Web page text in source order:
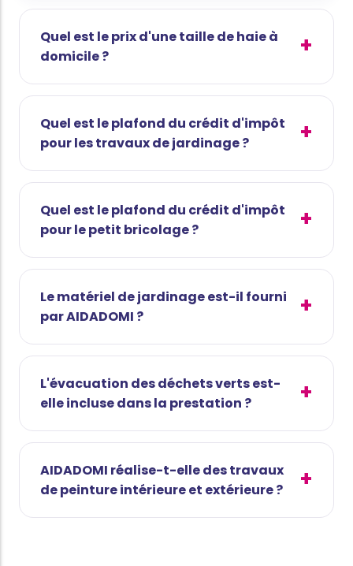
Quel est le prix d'une taille de haie à
domicile ?
Quel est le plafond du crédit d'impôt
pour les travaux de jardinage ?
Quel est le plafond du crédit d'impôt
pour le petit bricolage ?
Le matériel de jardinage est-il fourni
par AIDADOMI ?
L'évacuation des déchets verts est-
elle incluse dans la prestation ?
AIDADOMI réalise-t-elle des travaux
de peinture intérieure et extérieure ?